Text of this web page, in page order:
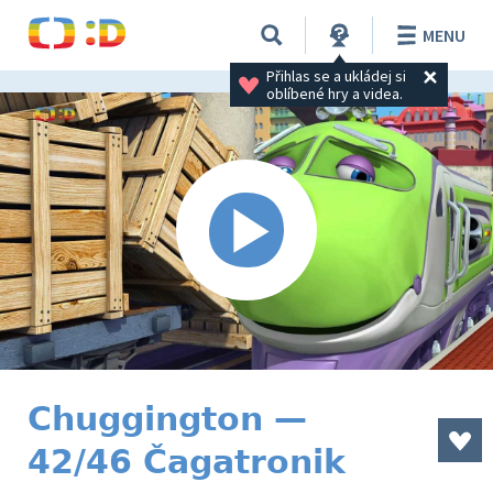
Přihlas se a ukládej si
oblíbené hry a videa.
MENU
Chuggington —
42/46 Čagatronik